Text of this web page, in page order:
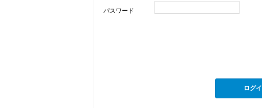
パスワード